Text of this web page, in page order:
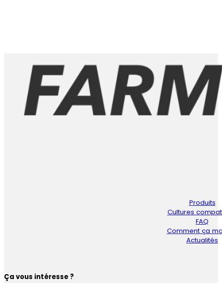
Produits
Cultures
FAQ
Comment ça
Actualités
Ça vous intéresse ?